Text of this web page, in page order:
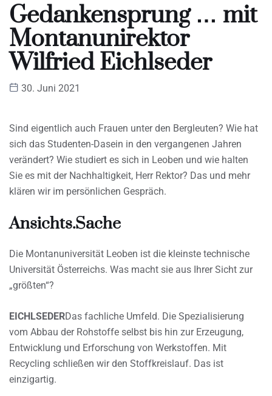
Gedankensprung … mit
Montanunirektor
Wilfried Eichlseder
30. Juni 2021
Sind eigentlich auch Frauen unter den Bergleuten? Wie hat
sich das Studenten-Dasein in den vergangenen Jahren
verändert? Wie studiert es sich in Leoben und wie halten
Sie es mit der Nachhaltigkeit, Herr Rektor? Das und mehr
klären wir im persönlichen Gespräch.
Ansichts.Sache
Die Montanuniversität Leoben ist die kleinste technische
Universität Österreichs. Was macht sie aus Ihrer Sicht zur
„größten“?
EICHLSEDERDas fachliche Umfeld. Die Spezialisierung
vom Abbau der Rohstoffe selbst bis hin zur Erzeugung,
Entwicklung und Erforschung von Werkstoffen. Mit
Recycling schließen wir den Stoffkreislauf. Das ist
einzigartig.